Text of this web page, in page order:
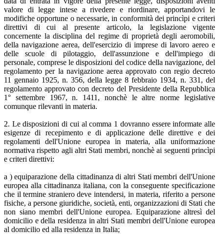
valore di legge intese a rivedere e riordinare, apportandovi le
modifiche opportune o necessarie, in conformità dei princìpi e criteri
direttivi di cui al presente articolo, la legislazione vigente
concernente la disciplina del regime di proprietà degli aeromobili,
della navigazione aerea, dell'esercizio di imprese di lavoro aereo e
delle scuole di pilotaggio, dell'assunzione e dell'impiego di
personale, comprese le disposizioni del codice della navigazione, del
regolamento per la navigazione aerea approvato con regio decreto
11 gennaio 1925, n. 356, della legge 8 febbraio 1934, n. 331, del
regolamento approvato con decreto del Presidente della Repubblica
1° settembre 1967, n. 1411, nonchè le altre norme legislative
comunque rilevanti in materia.
2. Le disposizioni di cui al comma 1 dovranno essere informate alle
esigenze di recepimento e di applicazione delle direttive e dei
regolamenti dell'Unione europea in materia, alla uniformazione
normativa rispetto agli altri Stati membri, nonchè ai seguenti princìpi
e criteri direttivi:
a ) equiparazione della cittadinanza di altri Stati membri dell'Unione
europea alla cittadinanza italiana, con la conseguente specificazione
che il termine straniero deve intendersi, in materia, riferito a persone
fisiche, a persone giuridiche, società, enti, organizzazioni di Stati che
non siano membri dell'Unione europea. Equiparazione altresì del
domicilio e della residenza in altri Stati membri dell'Unione europea
al domicilio ed alla residenza in Italia;